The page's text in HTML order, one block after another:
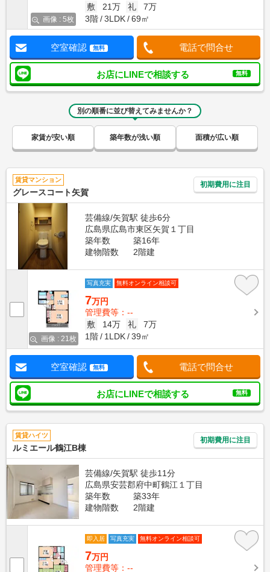
画像 : 5枚
敷
21万 礼
7万
3階
3LDK 69㎡
空室確認 無料 電話で問合せ
お店にLINEで相談する 無料
別の順番に並び替えてみませんか？
家賃が安い順 築年数が浅い順 面積が広い順
賃貸マンション
グレースコート矢賀
初期費用に注目
芸備線/矢賀駅 徒歩6分
広島県広島市東区矢賀１丁目
築年数
築16年
建物階数
2階建
画像 : 21枚
写真充実 無料オンライン相談可
7万円
管理費等：--
敷
14万 礼
7万
1階
1LDK 39㎡
空室確認 無料 電話で問合せ
お店にLINEで相談する 無料
賃貸ハイツ
ルミエール鶴江B棟
初期費用に注目
芸備線/矢賀駅 徒歩11分
広島県安芸郡府中町鶴江１丁目
築年数
築33年
建物階数
2階建
即入居 写真充実 無料オンライン相談可
7万円
管理費等：--